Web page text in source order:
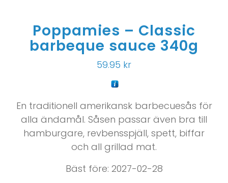
Poppamies – Classic
barbeque sauce 340g
59.95 kr
En traditionell amerikansk barbecuesås för
alla ändamål. Såsen passar även bra till
hamburgare, revbensspjäll, spett, biffar
och all grillad mat.
Bäst före: 2027-02-28